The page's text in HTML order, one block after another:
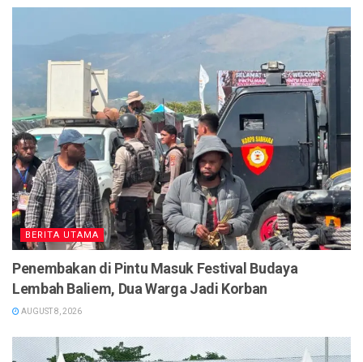
BERITA UTAMA
Penembakan di Pintu Masuk Festival Budaya
Lembah Baliem, Dua Warga Jadi Korban
AUGUST 8, 2026